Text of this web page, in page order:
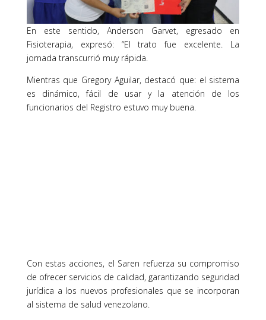
En este sentido, Anderson Garvet, egresado en
Fisioterapia, expresó: “El trato fue excelente. La
jornada transcurrió muy rápida.
Mientras que Gregory Aguilar, destacó que: el sistema
es dinámico, fácil de usar y la atención de los
funcionarios del Registro estuvo muy buena.
Con estas acciones, el Saren refuerza su compromiso
de ofrecer servicios de calidad, garantizando seguridad
jurídica a los nuevos profesionales que se incorporan
al sistema de salud venezolano.